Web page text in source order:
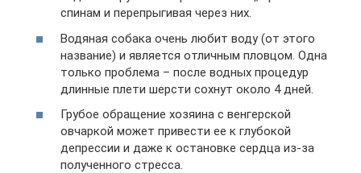
спинам и перепрыгивая через них.
Водяная собака очень любит воду (от этого
название) и является отличным пловцом. Одна
только проблема – после водных процедур
длинные плети шерсти сохнут около 4 дней.
Грубое обращение хозяина с венгерской
овчаркой может привести ее к глубокой
депрессии и даже к остановке сердца из-за
полученного стресса.